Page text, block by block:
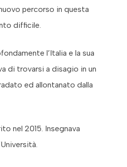
percorso in questa
difficile.
l’Italia e la sua
di trovarsi a disagio in un
ed allontanato dalla
nel 2015. Insegnava